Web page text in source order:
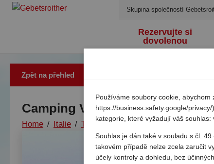
Skupina společností
Rezervujte si
dovolenou
Zpět na přehled
Camping Village Le Esperidi
Home / Italie / Toskansko / Marina di bibbona /
Používáme soubory cookie,
https://business.safety.google/
kategorie, které vyžadují váš
Souhlas je dán také v souladu s čl.
takovém případě nelze zcela zaručit
účely kontroly a dohledu, bez